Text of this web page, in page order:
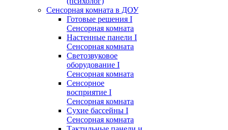
Сенсорная комната в ДОУ
Готовые решения I
Сенсорная комната
Настенные панели I
Сенсорная комната
Светозвуковое
оборудование I
Сенсорная комната
Сенсорное
восприятие I
Сенсорная комната
Сухие бассейны I
Сенсорная комната